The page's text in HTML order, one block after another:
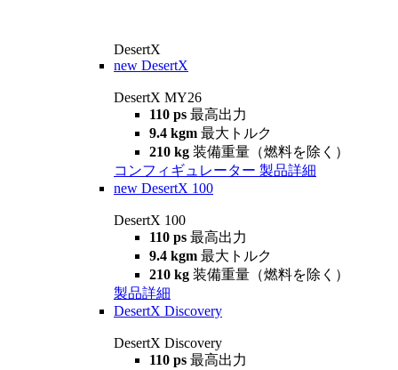
DesertX
new DesertX
DesertX MY26
110 ps 最高出力
9.4 kgm 最大トルク
210 kg 装備重量（燃料を除く）
コンフィギュレーター 製品詳細
new DesertX 100
DesertX 100
110 ps 最高出力
9.4 kgm 最大トルク
210 kg 装備重量（燃料を除く）
製品詳細
DesertX Discovery
DesertX Discovery
110 ps 最高出力